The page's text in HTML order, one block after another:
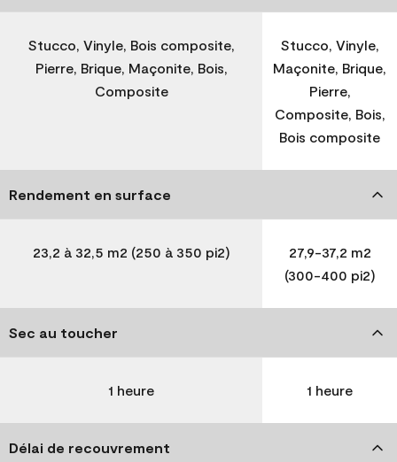
Stucco, Vinyle, Bois composite,
Pierre, Brique, Maçonite, Bois,
Composite
Stucco, Vinyle,
Maçonite, Brique,
Pierre,
Composite, Bois,
Bois composite
Rendement en surface
23,2 à 32,5 m2 (250 à 350 pi2)
27,9-37,2 m2
(300-400 pi2)
Sec au toucher
1 heure 1 heure
Délai de recouvrement